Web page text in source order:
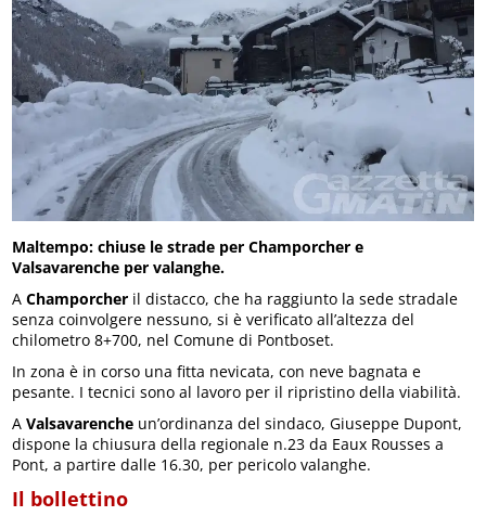
Maltempo: chiuse le strade per Champorcher e
Valsavarenche per valanghe.
AChamporcher il distacco, che ha raggiunto la sede stradale
senza coinvolgere nessuno, si è verificato all’altezza del
chilometro 8+700, nel Comune di Pontboset.
In zona è in corso una fitta nevicata, con neve bagnata e
pesante. I tecnici sono al lavoro per il ripristino della viabilità.
AValsavarenche un’ordinanza del sindaco, Giuseppe Dupont,
dispone la chiusura della regionale n.23 da Eaux Rousses a
Pont, a partire dalle 16.30, per pericolo valanghe.
Il bollettino